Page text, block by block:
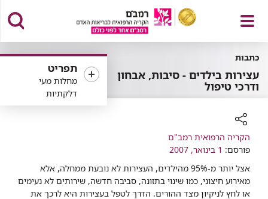
פתח
תפריט
תפריט
מחלות מעי
דלקתיות
כתבות
עצירות בילדים - סיבות, אבחון
ודרכי טיפול
רכיב
שיתוף
הקריה הרפואית רמב"ם
פורסם: 1 בינואר, 2007
אצל יותר מ-95% מהילדים, העצירות לא נובעת ממחלה, אלא
מאירוע חיצוני, כמו שינוי בתזונה, סביבה חדשה, שירותים לא נעימים
או לחץ לניקיון מצד ההורים. הדרך לטפל בעצירות היא לרכך את